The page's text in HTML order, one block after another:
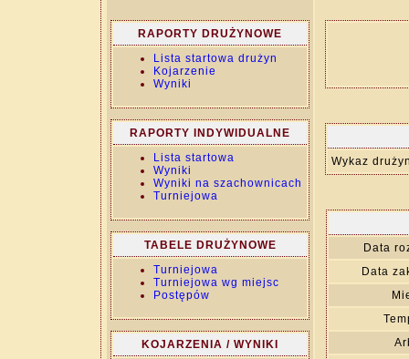
RAPORTY DRUŻYNOWE
Lista startowa drużyn
Kojarzenie
Wyniki
RAPORTY INDYWIDUALNE
Lista startowa
Wyniki
Wyniki na szachownicach
Turniejowa
TABELE DRUŻYNOWE
Turniejowa
Turniejowa wg miejsc
Postępów
KOJARZENIA / WYNIKI
Wykaz
Data
Data